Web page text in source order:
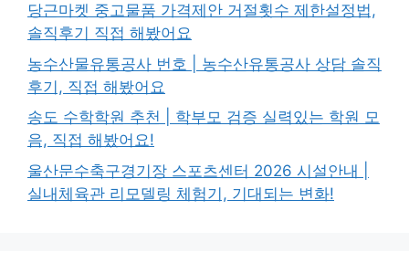
당근마켓 중고물품 가격제안 거절횟수 제한설정법,
솔직후기 직접 해봤어요
농수산물유통공사 번호 | 농수산유통공사 상담 솔직
후기, 직접 해봤어요
송도 수학학원 추천 | 학부모 검증 실력있는 학원 모
음, 직접 해봤어요!
울산문수축구경기장 스포츠센터 2026 시설안내 |
실내체육관 리모델링 체험기, 기대되는 변화!